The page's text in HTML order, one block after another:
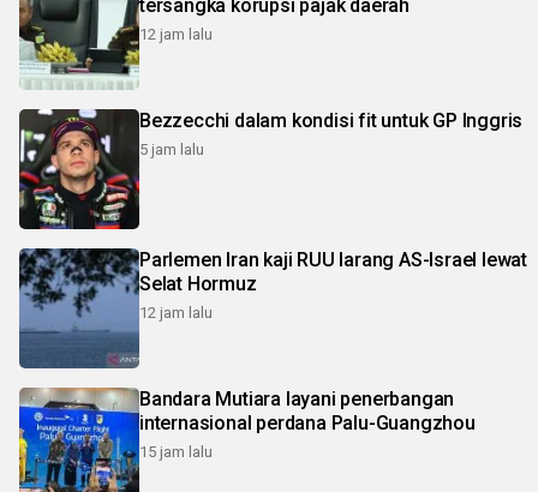
tersangka korupsi pajak daerah
12 jam lalu
Bezzecchi dalam kondisi fit untuk GP Inggris
5 jam lalu
Parlemen Iran kaji RUU larang AS-Israel lewat
Selat Hormuz
12 jam lalu
Bandara Mutiara layani penerbangan
internasional perdana Palu-Guangzhou
15 jam lalu